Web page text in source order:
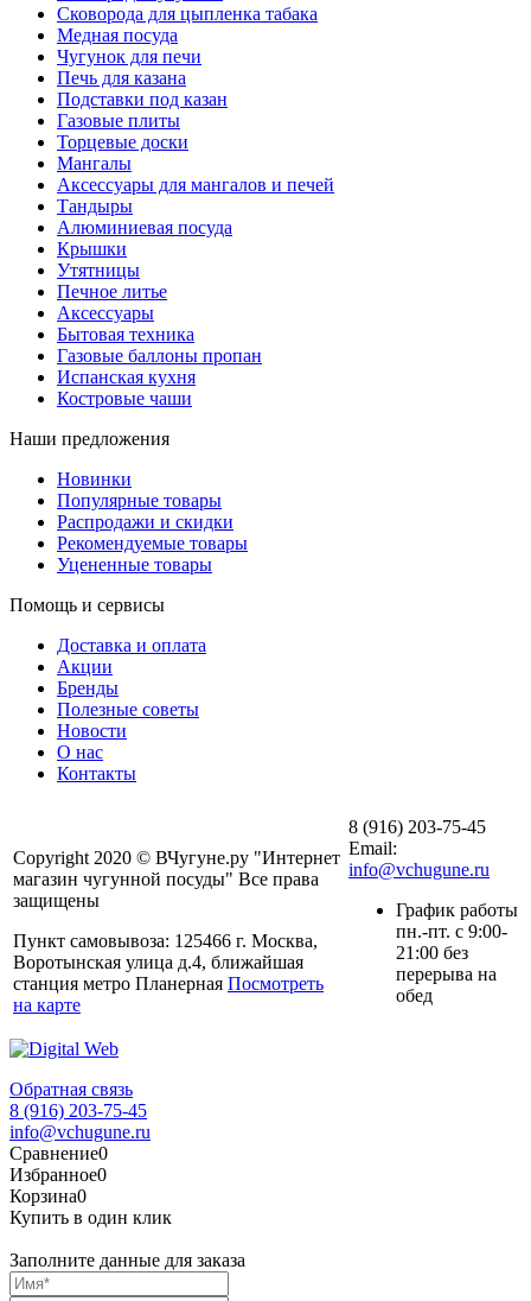
Сковорода для цыпленка табака
Медная посуда
Чугунок для печи
Печь для казана
Подставки под казан
Газовые плиты
Торцевые доски
Мангалы
Аксессуары для мангалов и печей
Тандыры
Алюминиевая посуда
Крышки
Утятницы
Печное литье
Аксессуары
Бытовая техника
Газовые баллоны пропан
Испанская кухня
Костровые чаши
Наши предложения
Новинки
Популярные товары
Распродажи и скидки
Рекомендуемые товары
Уцененные товары
Помощь и сервисы
Доставка и оплата
Акции
Бренды
Полезные советы
Новости
О нас
Контакты
Copyright 2020 © ВЧугуне.ру "Интернет
магазин чугунной посуды" Все права
защищены
Пункт самовывоза: 125466 г. Москва,
Воротынская улица д.4, ближайшая
станция метро Планерная Посмотреть
на карте
8 (916) 203-75-45
Email:
info@vchugune.ru
График работы
пн.-пт. с 9:00-
21:00 без
перерыва на
обед
Обратная связь
8 (916) 203-75-45
info@vchugune.ru
Сравнение0
Избранное0
Корзина0
Купить в один клик
Заполните данные для заказа